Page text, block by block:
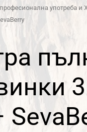
употреба и